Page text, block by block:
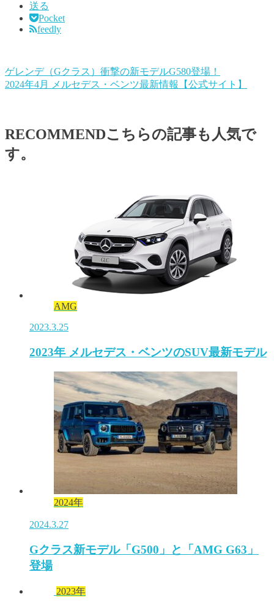
送る
Pocket
feedly
ゲレンデ（Gクラス）衝撃の新モデルG580登場！
2024年4月 メルセデス・ベンツ最新情報【公式サイト】
RECOMMENDこちらの記事も人気で
す。
AMG
2023.3.25
2023年 メルセデス・ベンツのSUV最新モデル
2024年
2024.3.27
Gクラス新モデル「G500」と「AMG G63」
登場
2023年